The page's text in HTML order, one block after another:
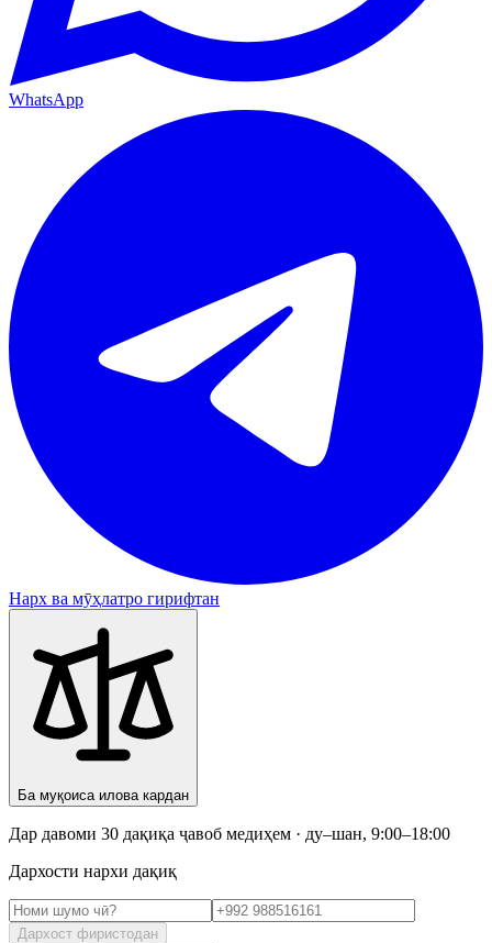
WhatsApp
Нарх ва мӯҳлатро гирифтан
Ба муқоиса илова кардан
Дар давоми 30 дақиқа ҷавоб медиҳем · ду–шан, 9:00–18:00
Дархости нархи дақиқ
Дархост фиристодан